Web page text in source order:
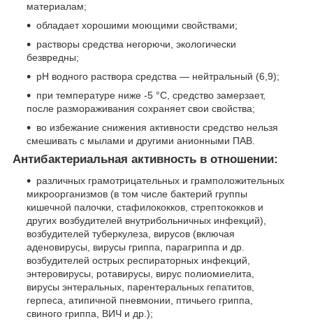
материалам;
обладает хорошими моющими свойствами;
растворы средства негорючи, экологически
безвредны;
pH водного раствора средства — нейтральный (6,9);
при температуре ниже -5 °С, средство замерзает,
после размораживания сохраняет свои свойства;
во избежание снижения активности средство нельзя
смешивать с мылами и другими анионными ПАВ.
Антибактериальная активность в отношении:
различных грамотрицательных и грамположительных
микроорганизмов (в том числе бактерий группы
кишечной палочки, стафилококков, стрептококков и
других возбудителей внутрибольничных инфекций),
возбудителей туберкулеза, вирусов (включая
аденовирусы, вирусы гриппа, парагриппа и др.
возбудителей острых респираторных инфекций,
энтеровирусы, ротавирусы, вирус полиомиелита,
вирусы энтеральных, парентеральных гепатитов,
герпеса, атипичной пневмонии, птичьего гриппа,
свиного гриппа, ВИЧ и др.);